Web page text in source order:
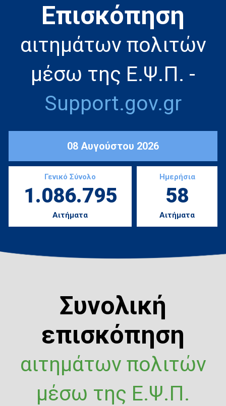
Eπισκόπηση
αιτημάτων πολιτών
μέσω της Ε.Ψ.Π. -
Support.gov.gr
08 Αυγούστου 2026
Γενικό Σύνολο
1.086.795
Αιτήματα
Ημερήσια
58
Αιτήματα
Συνολική
επισκόπηση
αιτημάτων πολιτών
μέσω της Ε.Ψ.Π.